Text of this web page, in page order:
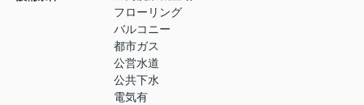
フローリング
バルコニー
都市ガス
公営水道
公共下水
電気有